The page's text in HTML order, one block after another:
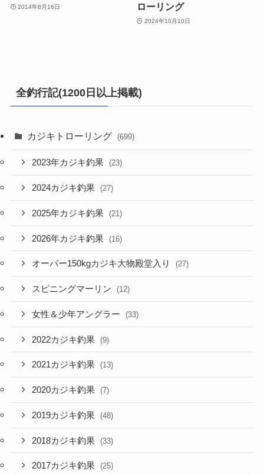
2014年8月16日
ローリング
2024年10月10日
全釣行記(1200日以上掲載)
カジキトローリング (699)
2023年カジキ釣果 (23)
2024カジキ釣果 (27)
2025年カジキ釣果 (21)
2026年カジキ釣果 (16)
オーバー150kgカジキ大物殿堂入り (27)
スピニングマーリン (12)
女性＆少年アングラー (33)
2022カジキ釣果 (9)
2021カジキ釣果 (13)
2020カジキ釣果 (7)
2019カジキ釣果 (48)
2018カジキ釣果 (33)
2017カジキ釣果 (25)